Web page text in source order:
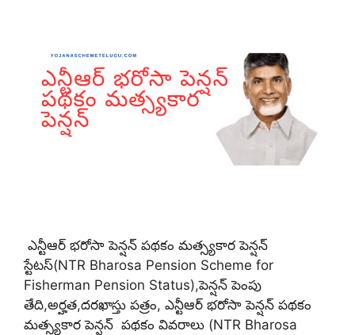
ఎన్టీఆర్ భరోసా పెన్షన్ పథకం మత్స్యకార పెన్షన్
స్టేటస్(NTR Bharosa Pension Scheme for
Fisherman Pension Status),పెన్షన్ పెంపు
తేది,అర్హత,దరఖాస్తు పత్రం, ఎన్టీఆర్ భరోసా పెన్షన్ పథకం
మత్స్యకార పెన్షన్ పథకం వివరాలు (NTR Bharosa